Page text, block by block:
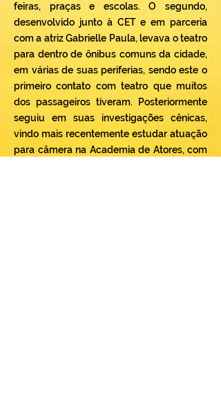
feiras, praças e escolas. O segundo,
desenvolvido junto à CET e em parceria
com a atriz Gabrielle Paula, levava o teatro
para dentro de ônibus comuns da cidade,
em várias de suas periferias, sendo este o
primeiro contato com teatro que muitos
dos passageiros tiveram. Posteriormente
seguiu em suas investigações cênicas,
vindo mais recentemente estudar atuação
para câmera na Academia de Atores, com